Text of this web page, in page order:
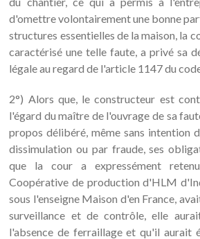
d'omettre volontairement une bonne
structures essentielles de la maison, la
caractérisé une telle faute, a privé sa
légale au regard de l'article 1147 du
2°) Alors que, le constructeur est
l'égard du maître de l'ouvrage de sa
propos délibéré, même sans intention
dissimulation ou par fraude, ses
que la cour a expressément
Coopérative de production d'HLM
sous l'enseigne Maison d'en France,
surveillance et de contrôle, elle
l'absence de ferraillage et qu'il aurait